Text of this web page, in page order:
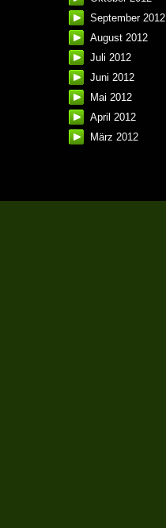
September 2012
August 2012
Juli 2012
Juni 2012
Mai 2012
April 2012
März 2012